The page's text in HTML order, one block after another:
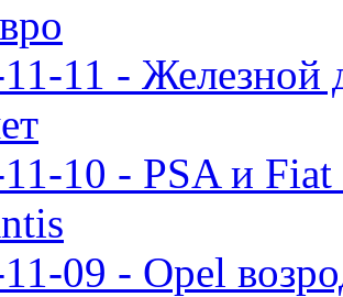
11 - Железной
10 - PSA и Fiat
09 - Opel